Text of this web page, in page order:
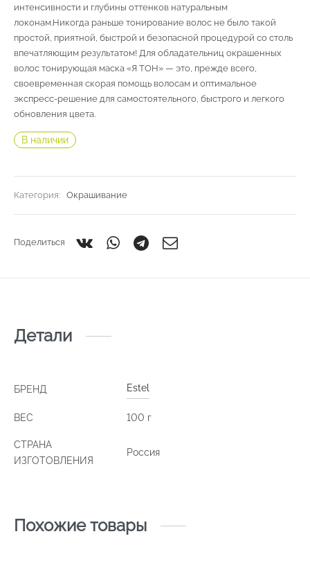
интенсивности и глубины оттенков натуральным
локонам.Никогда раньше тонирование волос не было такой
простой, приятной, быстрой и безопасной процедурой со столь
впечатляющим результатом! Для обладательниц окрашенных
волос тонирующая маска «Я ТОН» — это, прежде всего,
своевременная скорая помощь волосам и оптимальное
экспресс-решение для самостоятельного, быстрого и легкого
обновления цвета.
В наличии
Категория: Окрашивание
Поделиться
Детали
БРЕНД Estel
ВЕС 100 г
СТРАНА
ИЗГОТОВЛЕНИЯ
Россия
Похожие товары